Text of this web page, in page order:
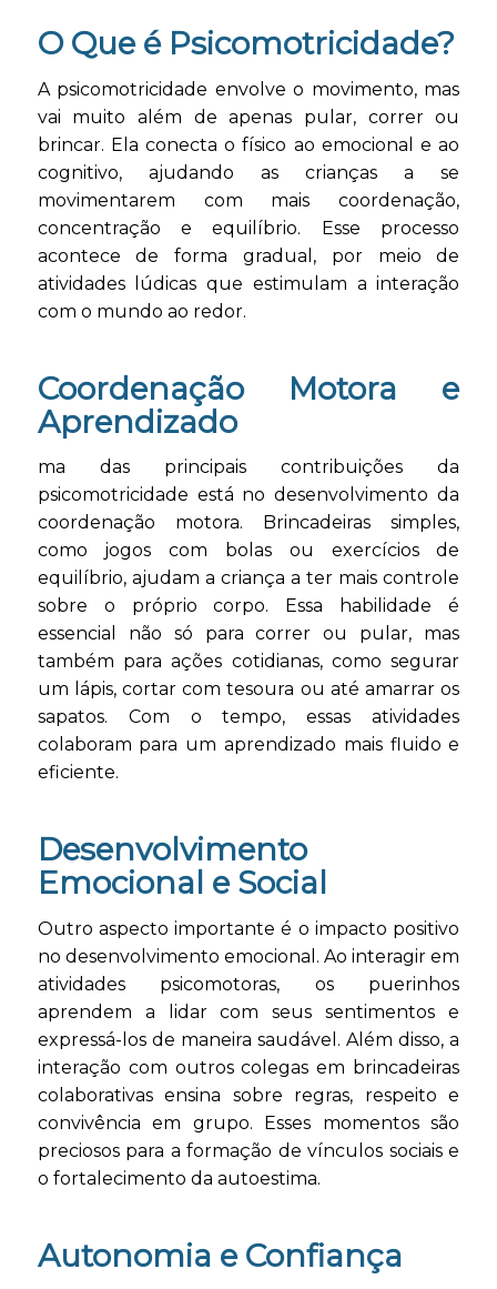
O Que é Psicomotricidade?
A psicomotricidade envolve o movimento, mas
vai muito além de apenas pular, correr ou
brincar. Ela conecta o físico ao emocional e ao
cognitivo, ajudando as crianças a se
movimentarem com mais coordenação,
concentração e equilíbrio. Esse processo
acontece de forma gradual, por meio de
atividades lúdicas que estimulam a interação
com o mundo ao redor.
Coordenação Motora e
Aprendizado
ma das principais contribuições da
psicomotricidade está no desenvolvimento da
coordenação motora. Brincadeiras simples,
como jogos com bolas ou exercícios de
equilíbrio, ajudam a criança a ter mais controle
sobre o próprio corpo. Essa habilidade é
essencial não só para correr ou pular, mas
também para ações cotidianas, como segurar
um lápis, cortar com tesoura ou até amarrar os
sapatos. Com o tempo, essas atividades
colaboram para um aprendizado mais fluido e
eficiente.
Desenvolvimento
Emocional e Social
Outro aspecto importante é o impacto positivo
no desenvolvimento emocional. Ao interagir em
atividades psicomotoras, os puerinhos
aprendem a lidar com seus sentimentos e
expressá-los de maneira saudável. Além disso, a
interação com outros colegas em brincadeiras
colaborativas ensina sobre regras, respeito e
convivência em grupo. Esses momentos são
preciosos para a formação de vínculos sociais e
o fortalecimento da autoestima.
Autonomia e Confiança